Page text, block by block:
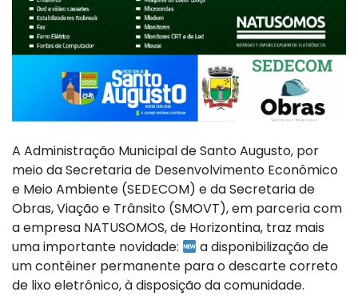
A Administração Municipal de Santo Augusto, por
meio da Secretaria de Desenvolvimento Econômico
e Meio Ambiente (SEDECOM) e da Secretaria de
Obras, Viação e Trânsito (SMOVT), em parceria com
a empresa NATUSOMOS, de Horizontina, traz mais
uma importante novidade:
a disponibilização de
um contêiner permanente para o descarte correto
de lixo eletrônico, à disposição da comunidade.